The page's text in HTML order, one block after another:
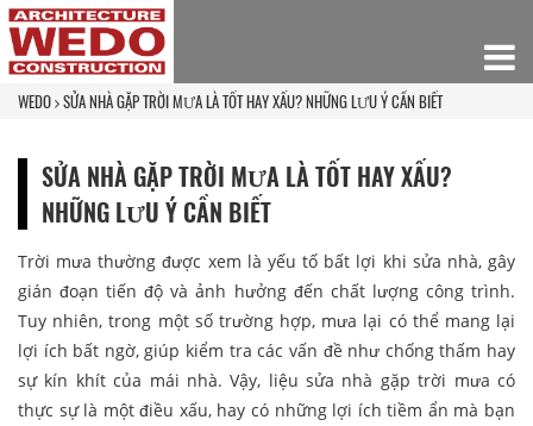
WEDO SỬA NHÀ GẶP TRỜI MƯA LÀ TỐT HAY XẤU? NHỮNG LƯU Ý CẦN BIẾT
SỬA NHÀ GẶP TRỜI MƯA LÀ TỐT HAY XẤU?
NHỮNG LƯU Ý CẦN BIẾT
Trời mưa thường được xem là yếu tố bất lợi khi sửa nhà, gây
gián đoạn tiến độ và ảnh hưởng đến chất lượng công trình.
Tuy nhiên, trong một số trường hợp, mưa lại có thể mang lại
lợi ích bất ngờ, giúp kiểm tra các vấn đề như chống thấm hay
sự kín khít của mái nhà. Vậy, liệu sửa nhà gặp trời mưa có
thực sự là một điều xấu, hay có những lợi ích tiềm ẩn mà bạn